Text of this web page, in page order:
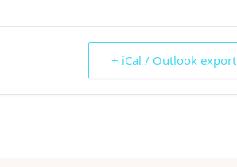
+ iCal / Outlook export